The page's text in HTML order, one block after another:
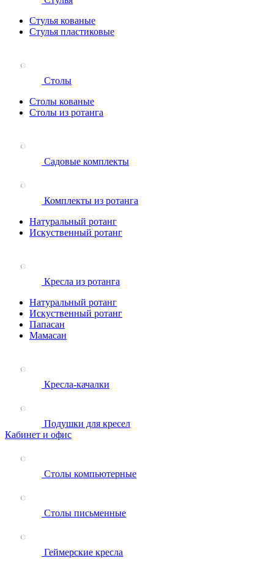
Стулья кованые
Стулья пластиковые
Столы
Столы кованые
Столы из ротанга
Садовые комплекты
Комплекты из ротанга
Натуральный ротанг
Искуственный ротанг
Кресла из ротанга
Натуральный ротанг
Искуственный ротанг
Папасан
Мамасан
Кресла-качалки
Подушки для кресел
Кабинет и офис
Столы компьютерные
Столы письменные
Геймерские кресла